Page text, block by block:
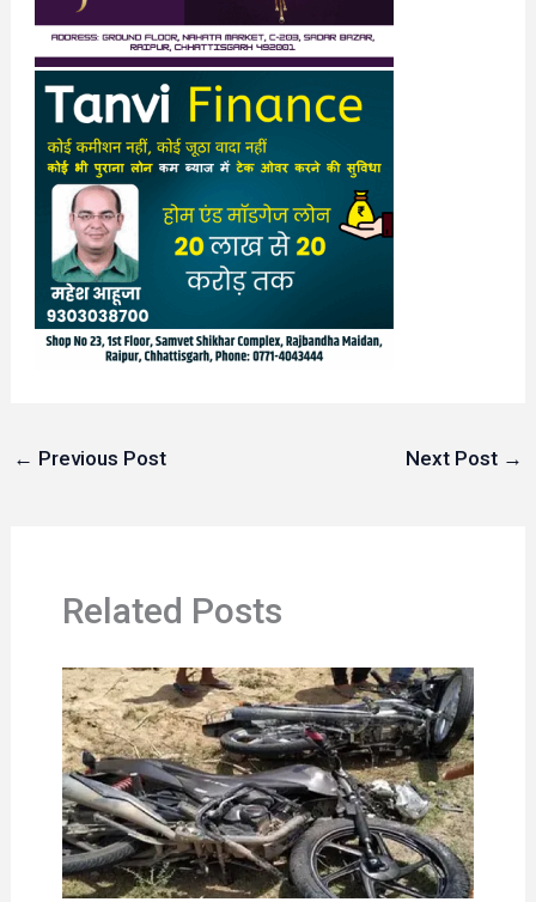
← Previous Post Next Post →
Related Posts